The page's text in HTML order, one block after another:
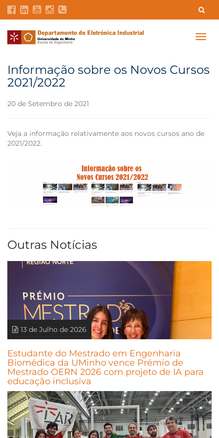
Contatos Intranet GDMI UMinho
Informação sobre os Novos Cursos
2021/2022
20 de Setembro de 2021
Veja a informação relativamente aos novos cursos ano de
2021/2022.
Outras Notícias
13 de Julho de 2026
Estudante do Mestrado em Engenharia
Biomédica da UMinho vence Prémio de
Mestrado OERN 2026 com projeto de IA para
educação inclusiva